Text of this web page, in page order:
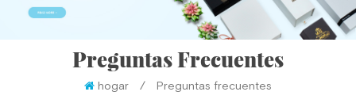
Preguntas Frecuentes
hogar / Preguntas frecuentes